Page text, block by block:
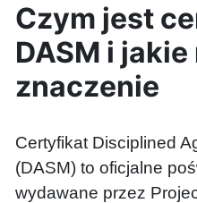
Czym jest
DASM i jakie
znaczenie
Certyfikat Disciplined
(DASM) to oficjalne
wydawane przez